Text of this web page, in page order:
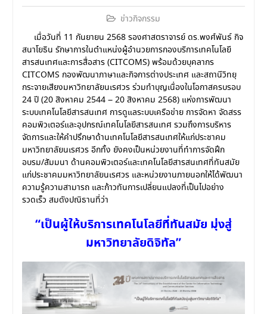
ข่าวกิจกรรม
เมื่อวันที่ 11 กันยายน 2568 รองศาสตราจารย์ ดร.พงศ์พันธ์ กิจ
สนาโยธิน รักษาการในตำแหน่งผู้อำนวยการกองบริการเทคโนโลยี
สารสนเทศและการสื่อสาร (CITCOMS) พร้อมด้วยบุคลากร
CITCOMS กองพัฒนาภาษาและกิจการต่างประเทศ และสถานีวิทยุ
กระจายเสียงมหาวิทยาลัยนเรศวร ร่วมทำบุญเนื่องในโอกาสครบรอบ
24 ปี (20 สิงหาคม 2544 – 20 สิงหาคม 2568) แห่งการพัฒนา
ระบบเทคโนโลยีสารสนเทศ การดูแลระบบเครือข่าย การจัดหา จัดสรร
คอมพิวเตอร์และอุปกรณ์เทคโนโลยีสารสนเทศ รวมถึงการบริหาร
จัดการและให้คำปรึกษาด้านเทคโนโลยีสารสนเทศให้แก่ประชาคม
มหาวิทยาลัยนเรศวร อีกทั้ง ยังคงเป็นหน่วยงานที่ทำการจัดฝึก
อบรม/สัมมนา ด้านคอมพิวเตอร์และเทคโนโลยีสารสนเทศที่ทันสมัย
แก่ประชาคมมหาวิทยาลัยนเรศวร และหน่วยงานภายนอกให้ได้พัฒนา
ความรู้ความสามารถ และก้าวทันการเปลี่ยนแปลงที่เป็นไปอย่าง
รวดเร็ว สมดังปณิธานที่ว่า
“เป็นผู้ให้บริการเทคโนโลยีที่ทันสมัย มุ่งสู่
มหาวิทยาลัยดิจิทัล”